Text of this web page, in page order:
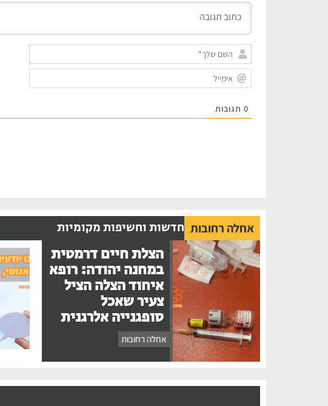
השם
שלך*
0 תגובות
אחלה רחובות חדשות וחשיפות מקומיות
הצלת חיים דרמטית
במחנה יהודה: רופא
איחוד הצלה הציל
צעיר שאכל
סופגנייה אלרגנית
אחלה רחובות